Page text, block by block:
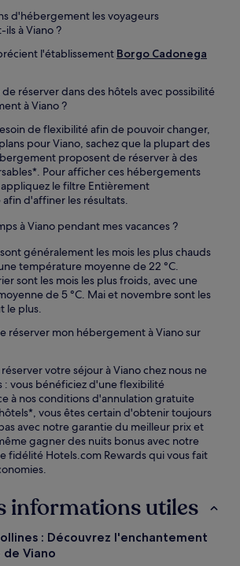
d'hébergement les voyageurs
à Viano ?
l'établissement Borgo Cadonega
réserver dans des hôtels avec possibilité
à Viano ?
de flexibilité afin de pouvoir changer,
pour Viano, sachez que la plupart des
proposent de réserver à des
Pour afficher ces hébergements
le filtre Entièrement
d'affiner les résultats.
à Viano pendant mes vacances ?
généralement les mois les plus chauds
température moyenne de 22 °C.
sont les mois les plus froids, avec une
de 5 °C. Mai et novembre sont les
le plus.
réserver mon hébergement à Viano sur
réserver votre séjour à Viano chez nous ne
: vous bénéficiez d'une flexibilité
à nos conditions d'annulation gratuite
vous êtes certain d'obtenir toujours
avec notre garantie du meilleur prix et
gagner des nuits bonus avec notre
fidélité Hotels.com Rewards qui vous fait
informations utiles
: Découvrez l'enchantement
de Viano